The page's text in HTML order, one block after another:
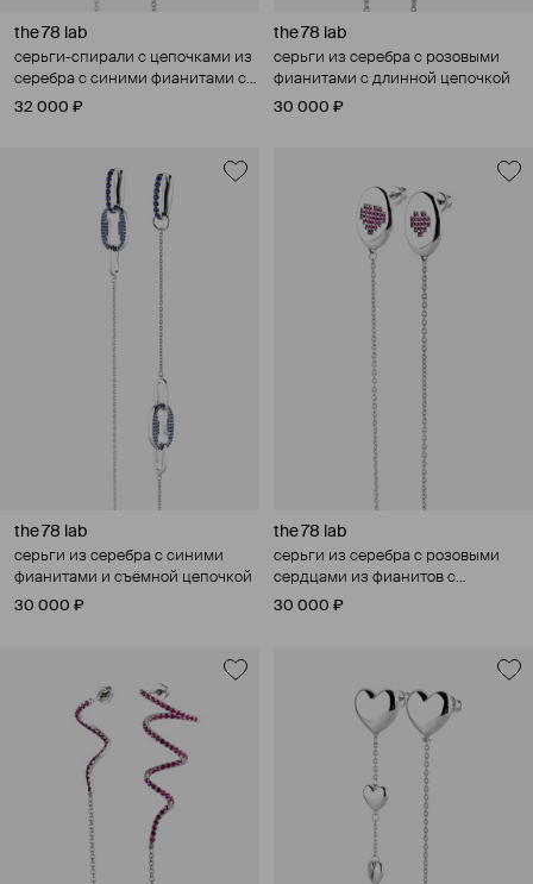
the 78 lab
серьги-спирали с цепочками из
серебра с синими фианитами с
длинной цепочкой
32 000 ₽
the 78 lab
серьги из серебра с розовыми
фианитами с длинной цепочкой
30 000 ₽
the 78 lab
серьги из серебра с синими
фианитами и съёмной цепочкой
30 000 ₽
the 78 lab
серьги из серебра с розовыми
сердцами из фианитов с
длинной цепочкой
30 000 ₽